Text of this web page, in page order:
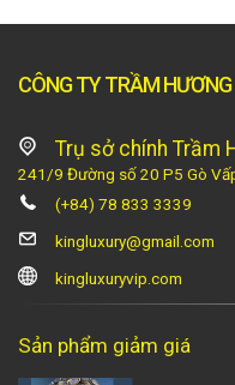
CÔNG TY TRẦM HƯƠNG
Trụ sở chính Trầm
241/9 Đường số 20 P5 Gò
(+84) 78 833 3339
kingluxury@gmail.com
kingluxuryvip.com
Sản phẩm giảm giá